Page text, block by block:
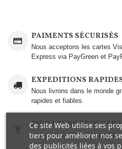
PAIMENTS SÉCURISÉS
Nous acceptons les cartes
Express via PayGreen et
EXPEDITIONS
Nous livrons dans le monde
rapides et fiables.
MEILLEURS PRIX
Des produits de haute qualité
Ce site Web utilise ses
tiers pour améliorer nos
des publicités liées à vos